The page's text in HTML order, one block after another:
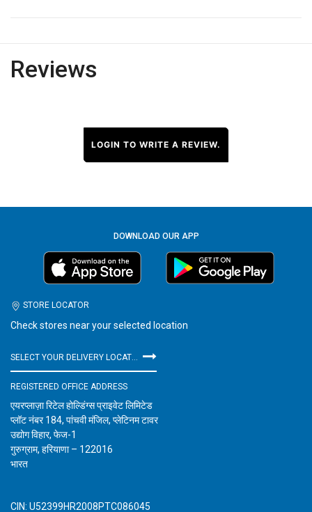
Reviews
LOGIN TO WRITE A REVIEW.
DOWNLOAD OUR APP
STORE LOCATOR
Check stores near your selected location
REGISTERED OFFICE ADDRESS
एयरप्लाज़ा रिटेल होल्डिंग्स प्राइवेट लिमिटेड
प्लॉट नंबर 184, पांचवी मंजिल, प्लेटिनम टावर
उद्योग विहार, फेज-1
गुरुग्राम, हरियाणा – 122016
भारत
CIN: U52399HR2008PTC086045